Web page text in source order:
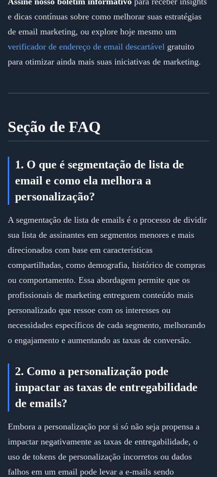
e dicas contínuas sobre como melhorar suas estratégias
de email marketing, ou explore hoje mesmo um
verificador de endereço de email descartável gratuito
para otimizar ainda mais suas iniciativas de marketing.
Seção de FAQ
1. O que é segmentação de lista de
email e como ela melhora a
personalização?
A segmentação de lista de emails é o processo de dividir
sua lista de assinantes em segmentos menores e mais
direcionados com base em características
compartilhadas, como demografia, histórico de compras
ou comportamento. Essa abordagem permite que os
profissionais de marketing entreguem conteúdo mais
personalizado que ressoe com os interesses ou
necessidades específicos de cada segmento, melhorando
o engajamento e aumentando as taxas de conversão.
2. Como a personalização pode
impactar as taxas de entregabilidade
de emails?
Embora a personalização por si só não seja propensa a
impactar negativamente as taxas de entregabilidade, o
uso de tokens de personalização incorretos ou dados
falhos em um email pode levar a e-mails sendo